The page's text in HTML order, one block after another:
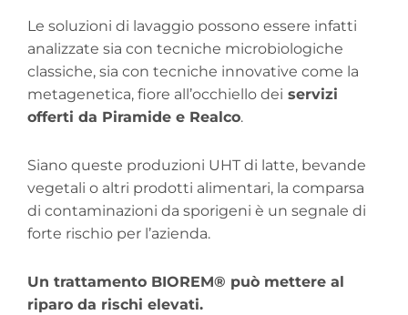
Le soluzioni di lavaggio possono essere infatti
analizzate sia con tecniche microbiologiche
classiche, sia con tecniche innovative come la
metagenetica, fiore all’occhiello dei servizi
offerti da Piramide e Realco.
Siano queste produzioni UHT di latte, bevande
vegetali o altri prodotti alimentari, la comparsa
di contaminazioni da sporigeni è un segnale di
forte rischio per l’azienda.
Un trattamento BIOREM® può mettere al
riparo da rischi elevati.